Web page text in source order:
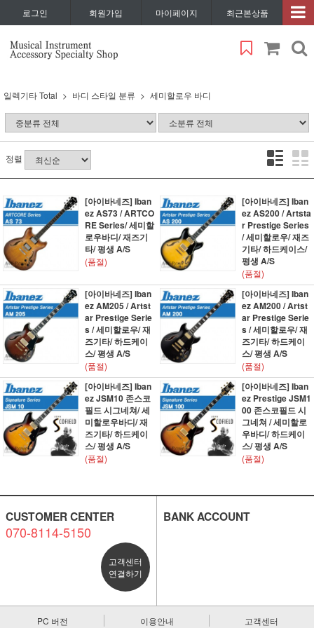
로그인 회원가입 마이페이지 최근본상품
일렉기타 Total 바디 스타일 분류 세미할로우 바디
정렬
[아이바네즈] Iban
ez AS73 / ARTCO
RE Series/ 세미할
로우바디/ 재즈기
타/ 평생 A/S
(품절)
[아이바네즈] Iban
ez AS200 / Artsta
r Prestige Series
/ 세미할로우/ 재즈
기타/ 하드케이스/
평생 A/S
(품절)
[아이바네즈] Iban
ez AM205 / Artst
ar Prestige Serie
s / 세미할로우/ 재
즈기타/ 하드케이
스/ 평생 A/S
(품절)
[아이바네즈] Iban
ez AM200 / Artst
ar Prestige Serie
s / 세미할로우/ 재
즈기타/ 하드케이
스/ 평생 A/S
(품절)
[아이바네즈] Iban
ez JSM10 존스코
필드 시그네쳐/ 세
미할로우바디/ 재
즈기타/ 하드케이
스/ 평생 A/S
(품절)
[아이바네즈] Iban
ez Prestige JSM1
00 존스코필드 시
그네쳐 / 세미할로
우바디/ 하드케이
스/ 평생 A/S
(품절)
CUSTOMER CENTER
070-8114-5150
고객센터
연결하기
BANK ACCOUNT
PC 버전 이용안내 고객센터